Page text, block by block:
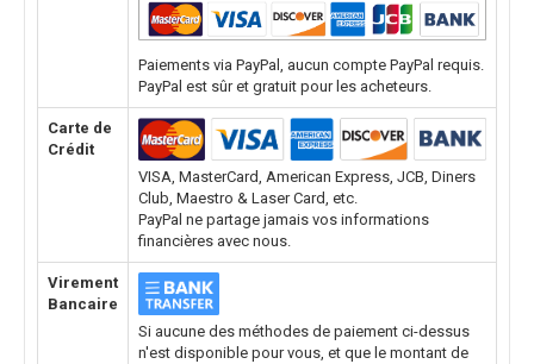
Paiements via PayPal, aucun compte PayPal requis.
PayPal est sûr et gratuit pour les acheteurs.
Carte de
Crédit
VISA, MasterCard, American Express, JCB, Diners
Club, Maestro & Laser Card, etc.
PayPal ne partage jamais vos informations
financières avec nous.
Virement
Bancaire
Si aucune des méthodes de paiement ci-dessus
n'est disponible pour vous, et que le montant de